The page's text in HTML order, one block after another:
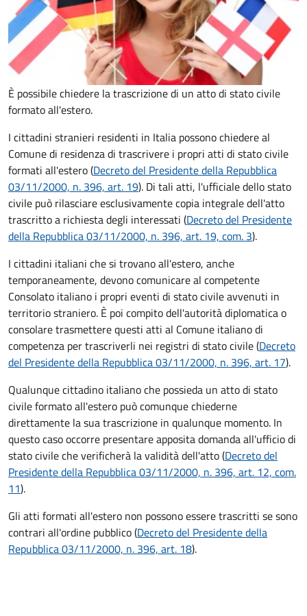
È possibile chiedere la trascrizione di un atto di stato civile
formato all'estero.
I cittadini stranieri residenti in Italia possono chiedere al
Comune di residenza di trascrivere i propri atti di stato civile
formati all'estero (Decreto del Presidente della Repubblica
03/11/2000, n. 396, art. 19). Di tali atti, l'ufficiale dello stato
civile può rilasciare esclusivamente copia integrale dell'atto
trascritto a richiesta degli interessati (Decreto del Presidente
della Repubblica 03/11/2000, n. 396, art. 19, com. 3).
I cittadini italiani che si trovano all'estero, anche
temporaneamente, devono comunicare al competente
Consolato italiano i propri eventi di stato civile avvenuti in
territorio straniero. È poi compito dell'autorità diplomatica o
consolare trasmettere questi atti al Comune italiano di
competenza per trascriverli nei registri di stato civile (Decreto
del Presidente della Repubblica 03/11/2000, n. 396, art. 17).
Qualunque cittadino italiano che possieda un atto di stato
civile formato all'estero può comunque chiederne
direttamente la sua trascrizione in qualunque momento. In
questo caso occorre presentare apposita domanda all'ufficio di
stato civile che verificherà la validità dell'atto (Decreto del
Presidente della Repubblica 03/11/2000, n. 396, art. 12, com.
11).
Gli atti formati all'estero non possono essere trascritti se sono
contrari all'ordine pubblico (Decreto del Presidente della
Repubblica 03/11/2000, n. 396, art. 18).